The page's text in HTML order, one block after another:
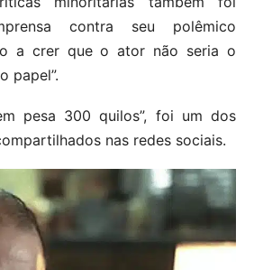
contra seu polêmico
a crer que o ator não seria o
papel”.
pesa 300 quilos”, foi um dos
nas redes sociais.